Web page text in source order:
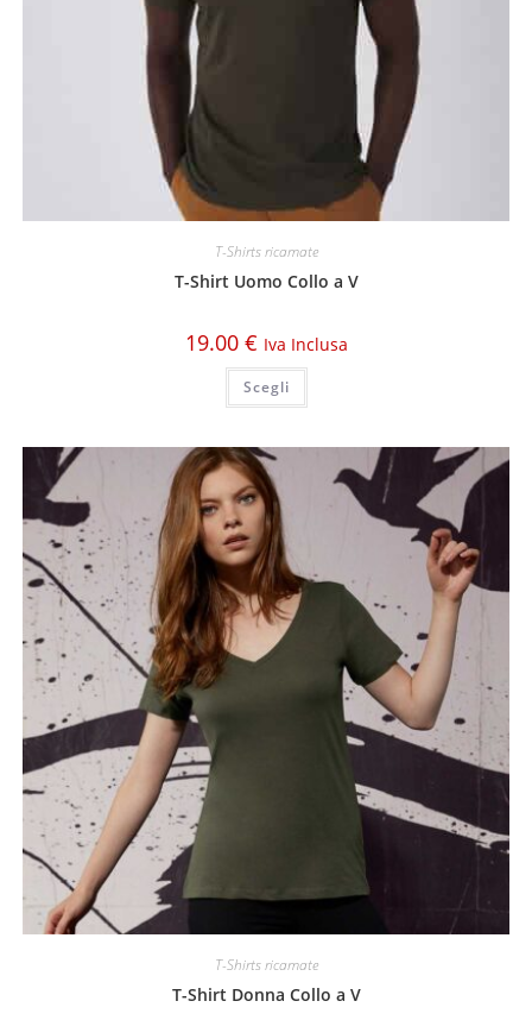
T-Shirts ricamate
T-Shirt Uomo Collo a V
19.00 € Iva Inclusa
Scegli
T-Shirts ricamate
T-Shirt Donna Collo a V